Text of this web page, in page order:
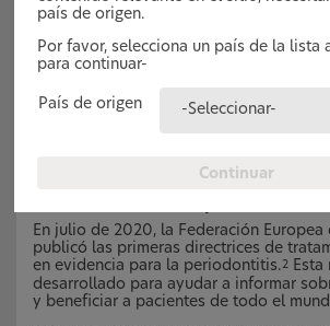
En julio de 2020, la Federación Europea
publicó las primeras directrices de
en evidencia para la periodontitis. 2
Esta
desarrollado para ayudar a informar
y beneficiar a pacientes de todo el
país de origen.
Por favor, selecciona un país de la lista
para continuar-
País de origen -Seleccionar-
Continuar